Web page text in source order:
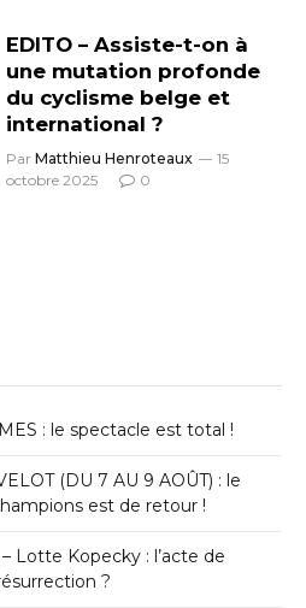
EDITO – Assiste-t-on à
une mutation profonde
du cyclisme belge et
international ?
Par Matthieu Henroteaux
15
octobre 2025
0
: le spectacle est total !
(DU 7 AU 9 AOÛT) : le
est de retour !
Lotte Kopecky : l’acte de
?